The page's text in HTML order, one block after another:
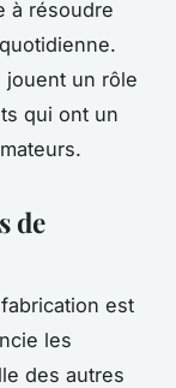
à résoudre
jouent un rôle
qui ont un
de
est
les
des autres